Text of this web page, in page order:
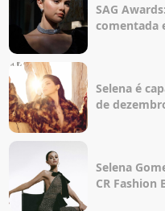
SAG
comentada
Selena é
de
Selena
CR Fashion